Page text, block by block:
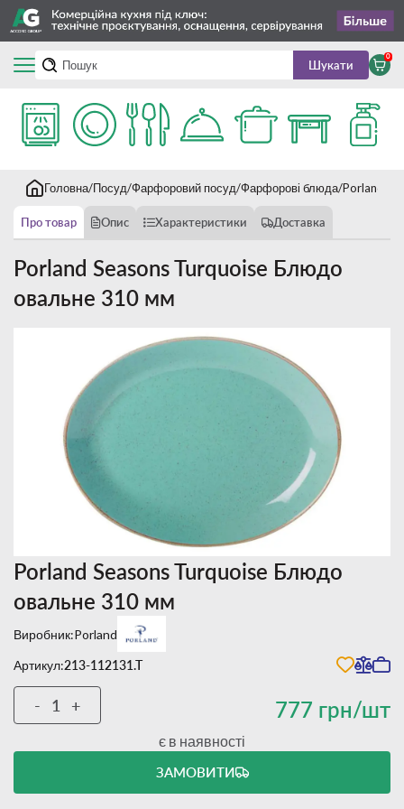
Шукати
0
Головна Посуд Фарфоровий посуд Фарфорові блюда Porland
Про товар Опис Характеристики Доставка
Porland Seasons Turquoise Блюдо
овальне 310 мм
Porland Seasons Turquoise Блюдо
овальне 310 мм
Виробник:Porland
Артикул:213-112131.T
777 грн/шт
- +
є в наявності
ЗАМОВИТИ